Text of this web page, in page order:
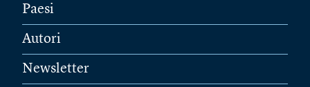
Paesi
Autori
Newsletter